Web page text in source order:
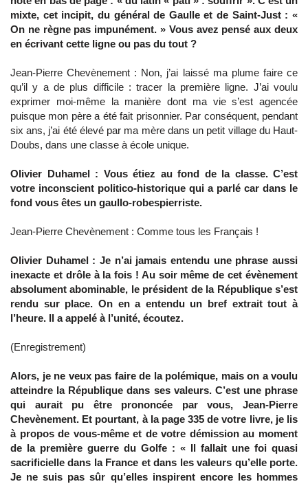
mixte, cet incipit, du général de Gaulle et de Saint-Just : «
On ne règne pas impunément. » Vous avez pensé aux deux
en écrivant cette ligne ou pas du tout ?
Jean-Pierre Chevènement : Non, j’ai laissé ma plume faire ce
qu’il y a de plus difficile : tracer la première ligne. J’ai voulu
exprimer moi-même la manière dont ma vie s’est agencée
puisque mon père a été fait prisonnier. Par conséquent, pendant
six ans, j’ai été élevé par ma mère dans un petit village du Haut-
Doubs, dans une classe à école unique.
Olivier Duhamel : Vous étiez au fond de la classe. C’est
votre inconscient politico-historique qui a parlé car dans le
fond vous êtes un gaullo-robespierriste.
Jean-Pierre Chevènement : Comme tous les Français !
Olivier Duhamel : Je n’ai jamais entendu une phrase aussi
inexacte et drôle à la fois ! Au soir même de cet évènement
absolument abominable, le président de la République s’est
rendu sur place. On en a entendu un bref extrait tout à
l’heure. Il a appelé à l’unité, écoutez.
(Enregistrement)
Alors, je ne veux pas faire de la polémique, mais on a voulu
atteindre la République dans ses valeurs. C’est une phrase
qui aurait pu être prononcée par vous, Jean-Pierre
Chevènement. Et pourtant, à la page 335 de votre livre, je lis
à propos de vous-même et de votre démission au moment
de la première guerre du Golfe : « Il fallait une foi quasi
sacrificielle dans la France et dans les valeurs qu’elle porte.
Je ne suis pas sûr qu’elles inspirent encore les hommes